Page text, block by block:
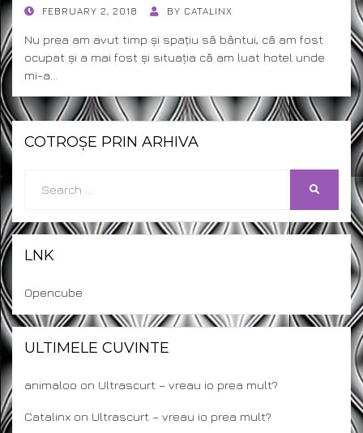
POSTEDFEBRUARY 2, 2018 BY CATALINX
Nu prea am avut timp și spațiu să bântui, că am fost
ocupat și a mai fost și situația că am luat hotel unde
mi-a…
COTROȘE PRIN ARHIVA
SEARCH
LNK
Opencube
ULTIMELE CUVINTE
animaloo on Ultrascurt – vreau io prea mult?
Catalinx on Ultrascurt – vreau io prea mult?